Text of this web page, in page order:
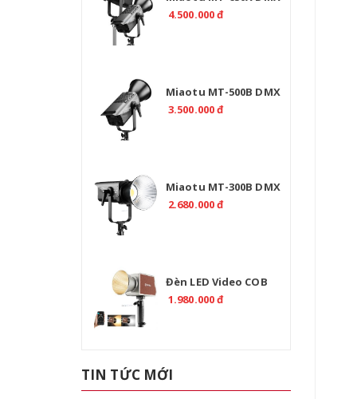
Professional 650W –
4.500.000 đ
Miaotu MT-500B DMX
Professional 500W Bi
3.500.000 đ
Miaotu MT-300B DMX
Professional 300W Bi
2.680.000 đ
Đèn LED Video COB
TOLIFO PL-200B Bi-
1.980.000 đ
TIN TỨC MỚI